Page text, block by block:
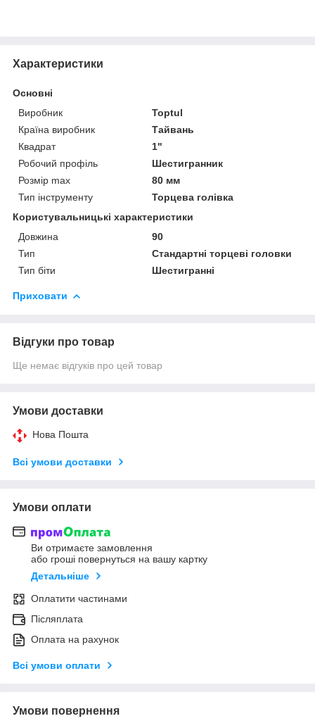
Характеристики
Основні
Виробник
Toptul
Країна виробник
Тайвань
Квадрат
1"
Робочий профіль
Шестигранник
Розмір max
80 мм
Тип інструменту
Торцева голівка
Користувальницькі характеристики
Довжина
90
Тип
Стандартні торцеві головки
Тип біти
Шестигранні
Приховати
Відгуки про товар
Ще немає відгуків про цей товар
Умови доставки
Нова Пошта
Всі умови доставки
Умови оплати
Ви отримаєте замовлення
або гроші повернуться на вашу картку
Детальніше
Оплатити частинами
Післяплата
Оплата на рахунок
Всі умови оплати
Умови повернення